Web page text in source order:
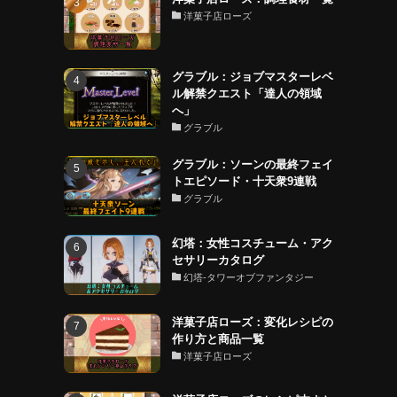
洋菓子店ローズ
グラブル：ジョブマスターレベ
ル解禁クエスト「達人の領域
へ」
グラブル
グラブル：ソーンの最終フェイ
トエピソード・十天衆9連戦
グラブル
幻塔：女性コスチューム・アク
セサリーカタログ
幻塔-タワーオブファンタジー
洋菓子店ローズ：変化レシピの
作り方と商品一覧
洋菓子店ローズ